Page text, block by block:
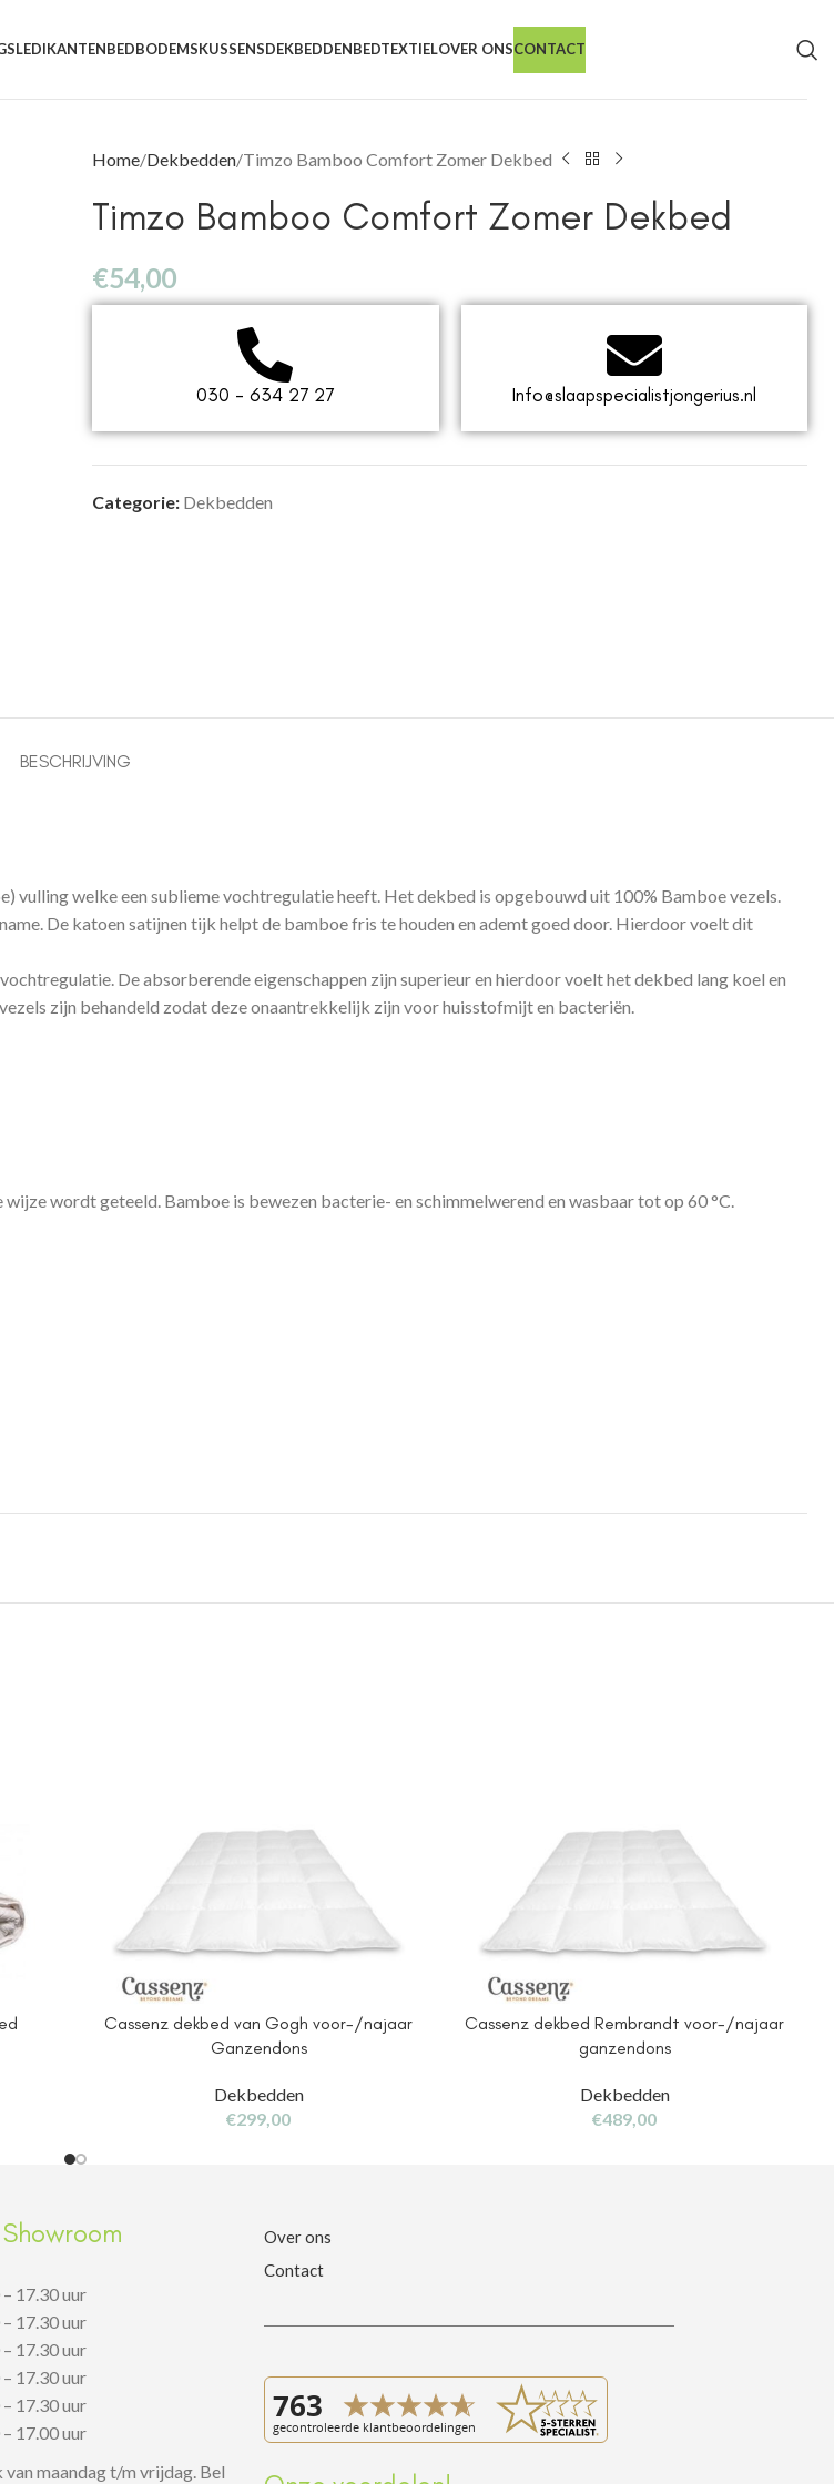
LEDIKANTENBEDBODEMSKUSSENSDEKBEDDENBEDTEXTIELOVER ONSCONTACT
Home Dekbedden Timzo Bamboo Comfort Zomer Dekbed
Timzo Bamboo Comfort Zomer Dekbed
€54,00
030 - 634 27 27 Info@slaapspecialistjongerius.nl
Categorie: Dekbedden
BESCHRIJVING
welke een sublieme vochtregulatie heeft. Het dekbed is opgebouwd uit 100% Bamboe vezels.
De katoen satijnen tijk helpt de bamboe fris te houden en ademt goed door. Hierdoor voelt dit
De absorberende eigenschappen zijn superieur en hierdoor voelt het dekbed lang koel en
zijn behandeld zodat deze onaantrekkelijk zijn voor huisstofmijt en bacteriën.
wordt geteeld. Bamboe is bewezen bacterie- en schimmelwerend en wasbaar tot op 60 °C.
Cassenz dekbed van Gogh voor-/najaar
Ganzendons
Dekbedden
€299,00
Cassenz dekbed Rembrandt voor-/najaar
ganzendons
Dekbedden
€489,00
17.30 uur
17.30 uur
17.30 uur
17.30 uur
17.30 uur
17.00 uur
maandag t/m vrijdag. Bel
Over ons
Contact